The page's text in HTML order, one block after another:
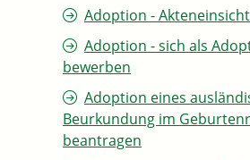
Adoption -
Adoption - sich als
bewerben
Adoption eines
Beurkundung im
beantragen